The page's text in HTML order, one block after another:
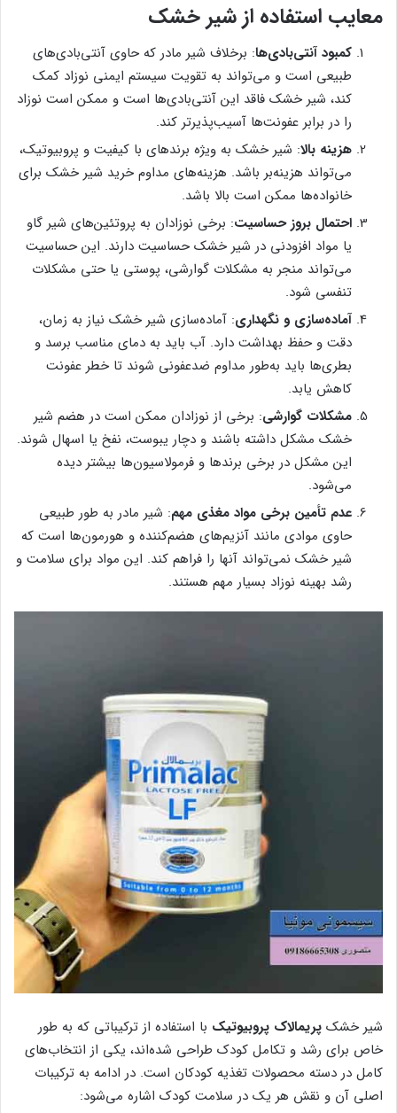
معایب استفاده از شیر خشک
کمبود آنتی‌بادی‌ها: برخلاف شیر مادر که حاوی آنتی‌بادی‌های
طبیعی است و می‌تواند به تقویت سیستم ایمنی نوزاد کمک
کند، شیر خشک فاقد این آنتی‌بادی‌ها است و ممکن است نوزاد
را در برابر عفونت‌ها آسیب‌پذیرتر کند.
هزینه بالا: شیر خشک به ویژه برندهای با کیفیت و پروبیوتیک،
می‌تواند هزینه‌بر باشد. هزینه‌های مداوم خرید شیر خشک برای
خانواده‌ها ممکن است بالا باشد.
احتمال بروز حساسیت: برخی نوزادان به پروتئین‌های شیر گاو
یا مواد افزودنی در شیر خشک حساسیت دارند. این حساسیت
می‌تواند منجر به مشکلات گوارشی، پوستی یا حتی مشکلات
تنفسی شود.
آماده‌سازی و نگهداری: آماده‌سازی شیر خشک نیاز به زمان،
دقت و حفظ بهداشت دارد. آب باید به دمای مناسب برسد و
بطری‌ها باید به‌طور مداوم ضدعفونی شوند تا خطر عفونت
کاهش یابد.
مشکلات گوارشی: برخی از نوزادان ممکن است در هضم شیر
خشک مشکل داشته باشند و دچار یبوست، نفخ یا اسهال شوند.
این مشکل در برخی برندها و فرمولاسیون‌ها بیشتر دیده
می‌شود.
عدم تأمین برخی مواد مغذی مهم: شیر مادر به طور طبیعی
حاوی موادی مانند آنزیم‌های هضم‌کننده و هورمون‌ها است که
شیر خشک نمی‌تواند آنها را فراهم کند. این مواد برای سلامت و
رشد بهینه نوزاد بسیار مهم هستند.
شیر خشک پریمالاک پروبیوتیک با استفاده از ترکیباتی که به طور
خاص برای رشد و تکامل کودک طراحی شده‌اند، یکی از انتخاب‌های
کامل در دسته محصولات تغذیه کودکان است. در ادامه به ترکیبات
اصلی آن و نقش هر یک در سلامت کودک اشاره می‌شود: